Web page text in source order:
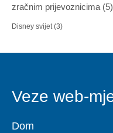
zračnim prijevoznicima(5)
Disney svijet(3)
Veze web-
Dom